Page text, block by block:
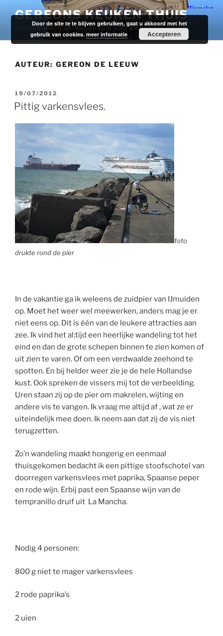
naar
inhoud
GEREONS KEUKEN THUIS
Fijne verhalen over wijn en spijs voor alledag.
AUTEUR: GEREON DE LEEUW
GEPLAATST
OP
19/07/2012
Pittig varkensvlees.
foto
drukte rond de pier
In de vakantie ga ik weleens de zuidpier van IJmuiden
op. Moet het weer wel meewerken, anders mag je er
niet eens op. Dit is één van de leukere attracties aan
zee. Ik vind het al;tijd een heerlijke wandeling tot het
eind en dan de grote schepen binnen te zien komen of
uit zien te varen. Of om een verdwaalde zeehond te
spotten. En bij helder weer zie je de hele Hollandse
kust. Ook spreken de vissers mij tot de verbeelding.
Uren staan zij op de pier om makrelen, wijting en
andere vis te vangen. Ik vraag me altijd af , wat ze er
uiteindelijk mee doen. Ik neem aan dat zij de vis niet
terugzetten.
Zo’n wandeling maakt hongerig en eenmaal
thuisgekomen bedacht ik een pittige stoofschotel van
doorregen varkensvlees met paprika, Spaanse peper
en rode wijn. Erbij past een Spaanse wijn van de
tempranillo druif uit La Mancha.
Nodig 4 personen:
800 g niet te mager varkensvlees
2 rode paprika’s
2 uien
Door de site te te blijven gebruiken, gaat u akkoord met het
gebruik van cookies.meer informatie Accepteren